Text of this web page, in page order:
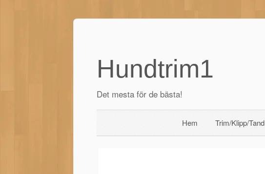
Hundtrim1
Det mesta för de bästa!
Hem Trim/Klipp/Tand